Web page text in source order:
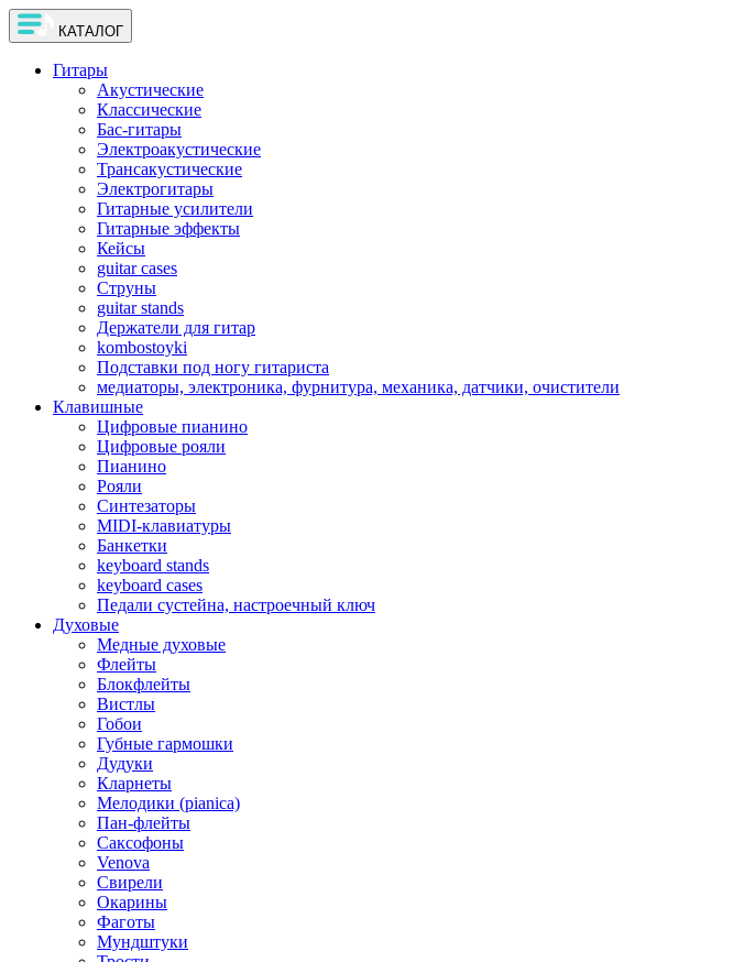
КАТАЛОГ
Гитары
Акустические
Классические
Бас-гитары
Электроакустические
Трансакустические
Электрогитары
Гитарные усилители
Гитарные эффекты
Кейсы
guitar cases
Струны
guitar stands
Держатели для гитар
kombostoyki
Подставки под ногу гитариста
медиаторы, электроника, фурнитура, механика, датчики, очистители
Клавишные
Цифровые пианино
Цифровые рояли
Пианино
Рояли
Синтезаторы
MIDI-клавиатуры
Банкетки
keyboard stands
keyboard cases
Педали сустейна, настроечный ключ
Духовые
Медные духовые
Флейты
Блокфлейты
Вистлы
Гобои
Губные гармошки
Дудуки
Кларнеты
Мелодики (pianica)
Пан-флейты
Саксофоны
Venova
Свирели
Окарины
Фаготы
Мундштуки